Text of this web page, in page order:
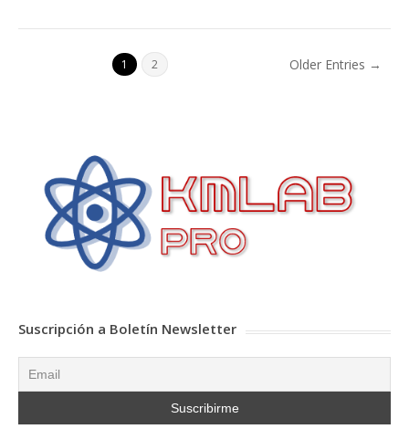
1 2 Older Entries →
Suscripción a Boletín Newsletter